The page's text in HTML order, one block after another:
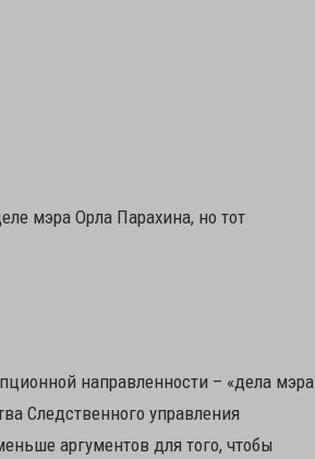
мэра Орла Парахина, но тот
направленности – «дела мэра
Следственного управления
аргументов для того, чтобы